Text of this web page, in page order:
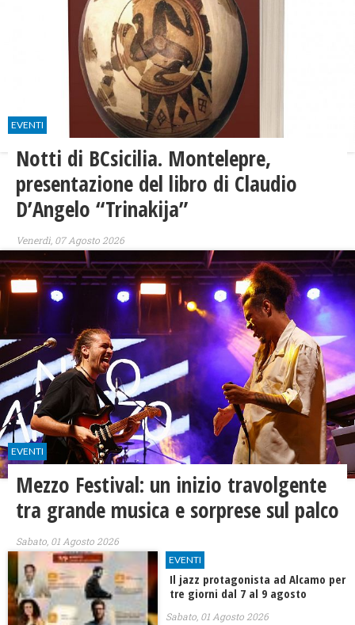
EVENTI
Notti di BCsicilia. Montelepre,
presentazione del libro di Claudio
D’Angelo “Trinakija”
Venerdì, 07 Agosto 2026
EVENTI
Mezzo Festival: un inizio travolgente
tra grande musica e sorprese sul palco
Sabato, 01 Agosto 2026
EVENTI
Il jazz protagonista ad Alcamo per
tre giorni dal 7 al 9 agosto
Sabato, 01 Agosto 2026